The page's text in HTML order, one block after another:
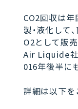
CO2回収は年
製・液化して
O2として販
Air Liquide社
016年後半に
詳細は以下を